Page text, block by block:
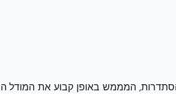
המממש באופן קבוע את המודל